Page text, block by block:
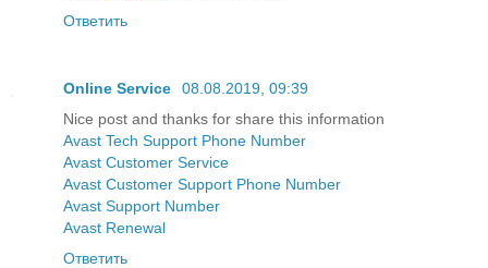
Ответить
Online Service
08.08.2019, 09:39
Nice post and thanks for share this information
Avast Tech Support Phone Number
Avast Customer Service
Avast Customer Support Phone Number
Avast Support Number
Avast Renewal
Ответить